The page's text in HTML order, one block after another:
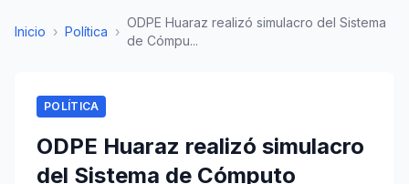
Inicio › Política ›
ODPE Huaraz realizó simulacro del Sistema
de Cómpu...
POLÍTICA
ODPE Huaraz realizó simulacro
del Sistema de Cómputo